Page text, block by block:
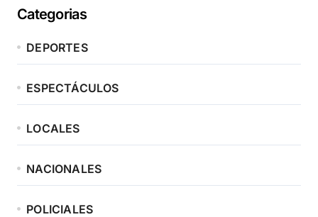
Categorias
DEPORTES
ESPECTÁCULOS
LOCALES
NACIONALES
POLICIALES